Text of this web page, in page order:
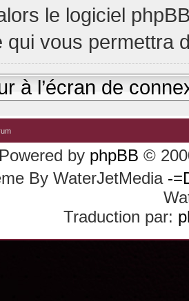
le logiciel
qui vous permettra
à l’écran de
Powered by phpBB ©
By WaterJetMedia -
Traduction par: